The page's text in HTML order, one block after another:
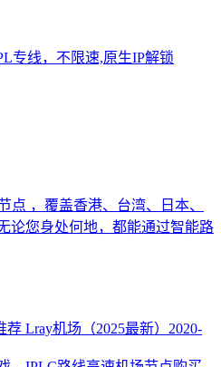
专线，不限速,原生IP解锁
点 ，覆盖香港、台湾、日本、
论您身处何地，都能通过智能路
Lray机场（2025最新） 2020-